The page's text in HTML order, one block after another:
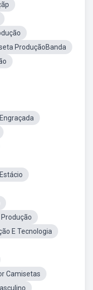
ProduçãoBanda
E Tecnologia
Camisetas